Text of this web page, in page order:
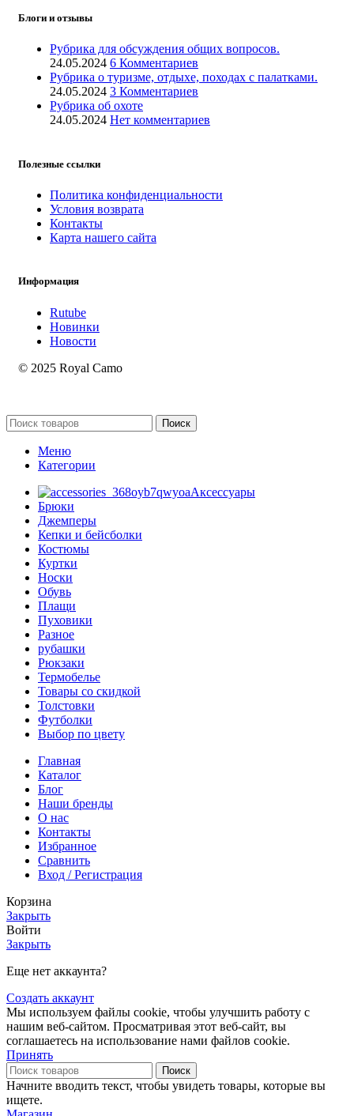
Блоги и отзывы
Рубрика для обсуждения общих вопросов.
24.05.2024 6 Комментариев
Рубрика о туризме, отдыхе, походах с палатками.
24.05.2024 3 Комментариев
Рубрика об охоте
24.05.2024 Нет комментариев
Полезные ссылки
Политика конфиденциальности
Условия возврата
Контакты
Карта нашего сайта
Информация
Rutube
Новинки
Новости
© 2025 Royal Camo
Поиск
Меню
Категории
Аксессуары
Брюки
Джемперы
Кепки и бейсболки
Костюмы
Куртки
Носки
Обувь
Плащи
Пуховики
Разное
рубашки
Рюкзаки
Термобелье
Товары со скидкой
Толстовки
Футболки
Выбор по цвету
Главная
Каталог
Блог
Наши бренды
О нас
Контакты
Избранное
Сравнить
Вход / Регистрация
Корзина
Закрыть
Войти
Закрыть
Еще нет аккаунта?
Создать аккаунт
Мы используем файлы cookie, чтобы улучшить работу с
нашим веб-сайтом. Просматривая этот веб-сайт, вы
соглашаетесь на использование нами файлов cookie.
Принять
Поиск
Начните вводить текст, чтобы увидеть товары, которые вы
ищете.